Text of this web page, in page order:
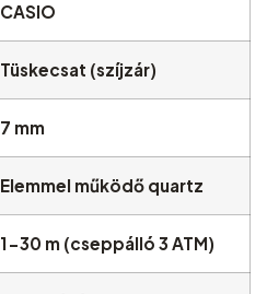
CASIO
Tüskecsat (szíjzár)
7 mm
Elemmel működő quartz
1-30 m (cseppálló 3 ATM)